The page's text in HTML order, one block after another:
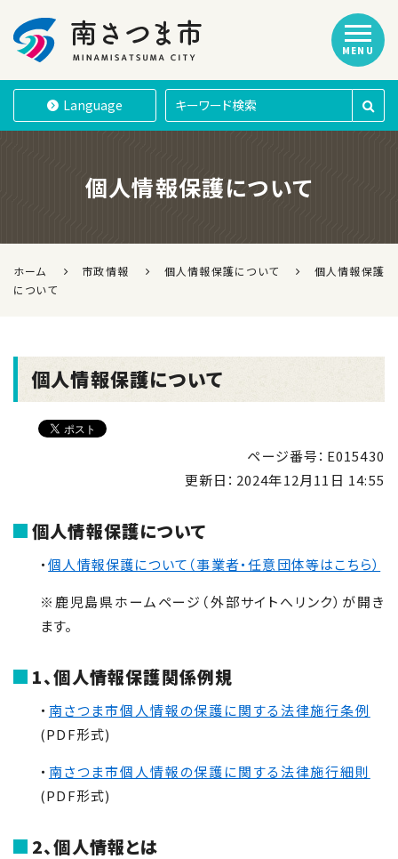
南さつま市
Language
MENU
個人情報保護について
ホーム 市政情報 個人情報保護について
個人情報保護
について
個人情報保護について
ページ番号：E015430
更新日： 2024年12月11日 14:55
個人情報保護について
・個人情報保護について（事業者・任意団体等はこちら）
※鹿児島県ホームページ（外部サイトへリンク）が開き
ます。
1、個人情報保護関係例規
・ 南さつま市個人情報の保護に関する法律施行条例
(PDF形式)
・ 南さつま市個人情報の保護に関する法律施行細則
(PDF形式)
2、個人情報とは